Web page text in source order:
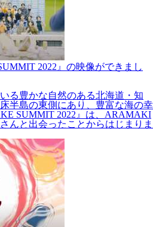
2022』の映像ができまし
る豊かな自然のある北海道・知
半島の東側にあり、豊富な海の幸
SUMMIT 2022』は、ARAMAKI
んと出会ったことからはじまりま